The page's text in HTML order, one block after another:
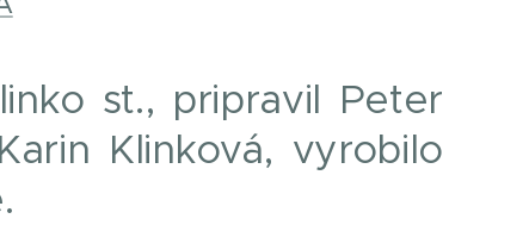
st., pripravil Peter
Klinková, vyrobilo